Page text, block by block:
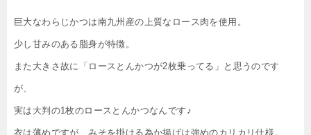
巨大なわらじかつは南九州産の上質なロース肉を使用。
少し甘みのある脂身が特徴。
また大きさ故に「ロースとんかつが2枚乗ってる」と思うのです
が、
実は大判の1枚のロースとんかつなんです♪
衣は薄めですが、みそを掛ける為か揚げは強めのカリカリ仕様。